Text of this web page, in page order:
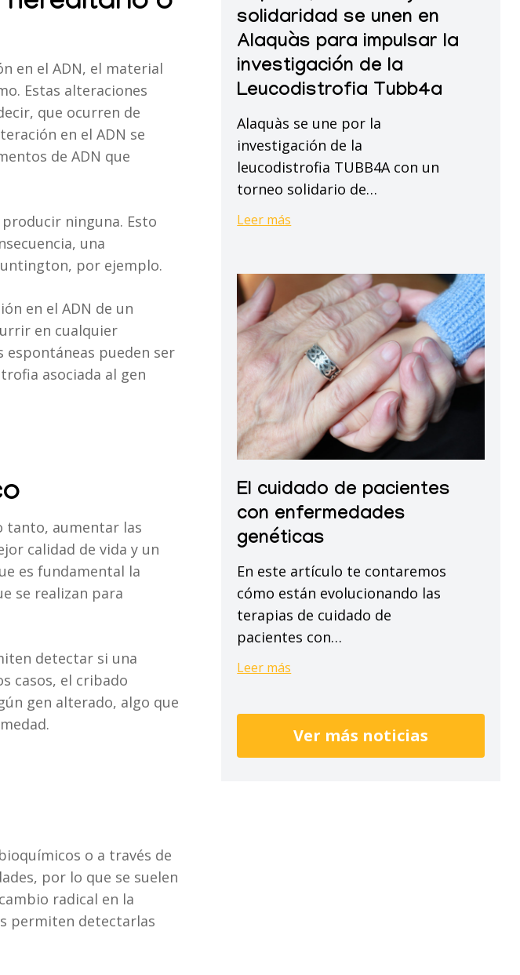
en el ADN, el material
Estas alteraciones
que ocurren de
en el ADN se
de ADN que
ninguna. Esto
una
por ejemplo.
en el ADN de un
en cualquier
pueden ser
asociada al gen
tanto, aumentar las
calidad de vida y un
es fundamental la
se realizan para
detectar si una
casos, el cribado
gen alterado, algo que
o a través de
por lo que se suelen
radical en la
permiten detectarlas
la
investigación
de
la
Leucodistrofia
Tubb4a
y
solidaridad
se
unen
Alaquàs
para
impulsar
la
investigación
Leucodistrofia
Tubb4a
solidaridad se unen en
Alaquàs para impulsar la
investigación de la
Leucodistrofia Tubb4a
Alaquàs se une por la
investigación de la
leucodistrofia TUBB4A con un
torneo solidario de…
Leer más
El
cuidado
de
pacientes
con
enfermedades
genéticas
cuidado
de
pacientes
enfermedades
genéticas
El cuidado de pacientes
con enfermedades
genéticas
En este artículo te contaremos
cómo están evolucionando las
terapias de cuidado de
pacientes con…
Leer más
Ver más noticias